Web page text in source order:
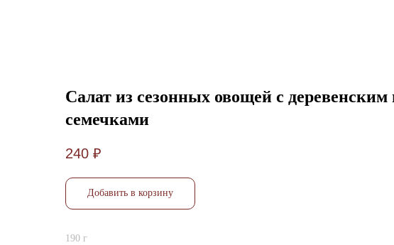
Салат из сезонных овощей с
семечками
240 ₽
Добавить в корзину
190 г